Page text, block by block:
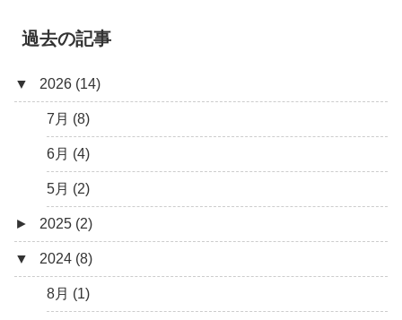
過去の記事
▼ 2026 (14)
7月 (8)
6月 (4)
5月 (2)
► 2025 (2)
12月 (1)
6月 (1)
▼ 2024 (8)
8月 (1)